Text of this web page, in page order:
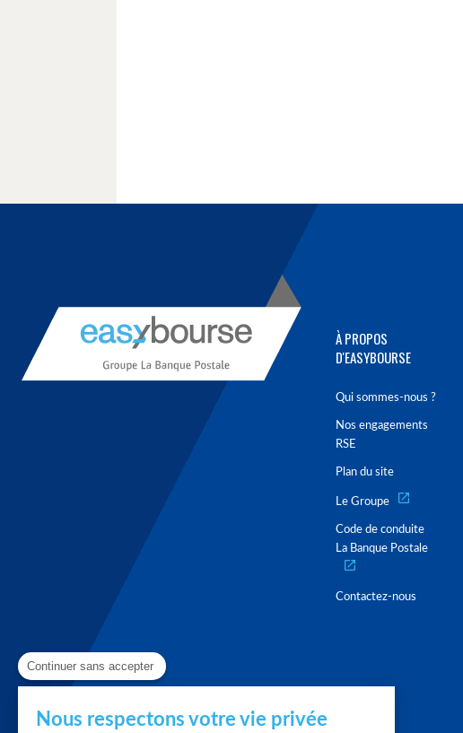
À PROPOS
D'EASYBOURSE
Qui sommes-nous ?
Nos engagements
RSE
Plan du site
Le Groupe
Code de conduite
La Banque Postale
Contactez-nous
Continuer sans accepter
Nous respectons votre vie privée